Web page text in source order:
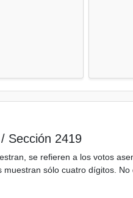
/ Sección 2419
se refieren a los votos
sólo cuatro dígitos.